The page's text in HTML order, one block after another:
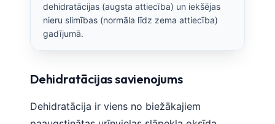
dehidratācijas (augsta attiecība) un iekšējas
nieru slimības (normāla līdz zema attiecība)
gadījumā.
Dehidratācijas savienojums
Dehidratācija ir viens no biežākajiem